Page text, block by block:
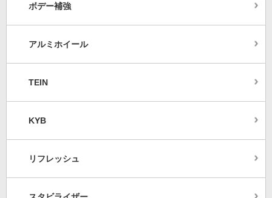
ボデー補強
アルミホイール
TEIN
KYB
リフレッシュ